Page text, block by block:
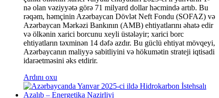
nə olan vəziyyətə görə 71 milyard dollar həcmində artıb. Bu
rəqəm, həmçinin Azərbaycan Dövlət Neft Fondu (SOFAZ) və
Azərbaycan Mərkəzi Bankının (AMB) ehtiyatlarını əhatə edir
və ölkənin xarici borcunu xeyli üstələyir; xarici borc
ehtiyatların təxminən 14 dəfə azdır. Bu güclü ehtiyat mövqeyi,
Azərbaycanın maliyyə sabitliyini və hökumətin strateji iqtisadi
idarəetməsini əks etdirir.
Ardını oxu